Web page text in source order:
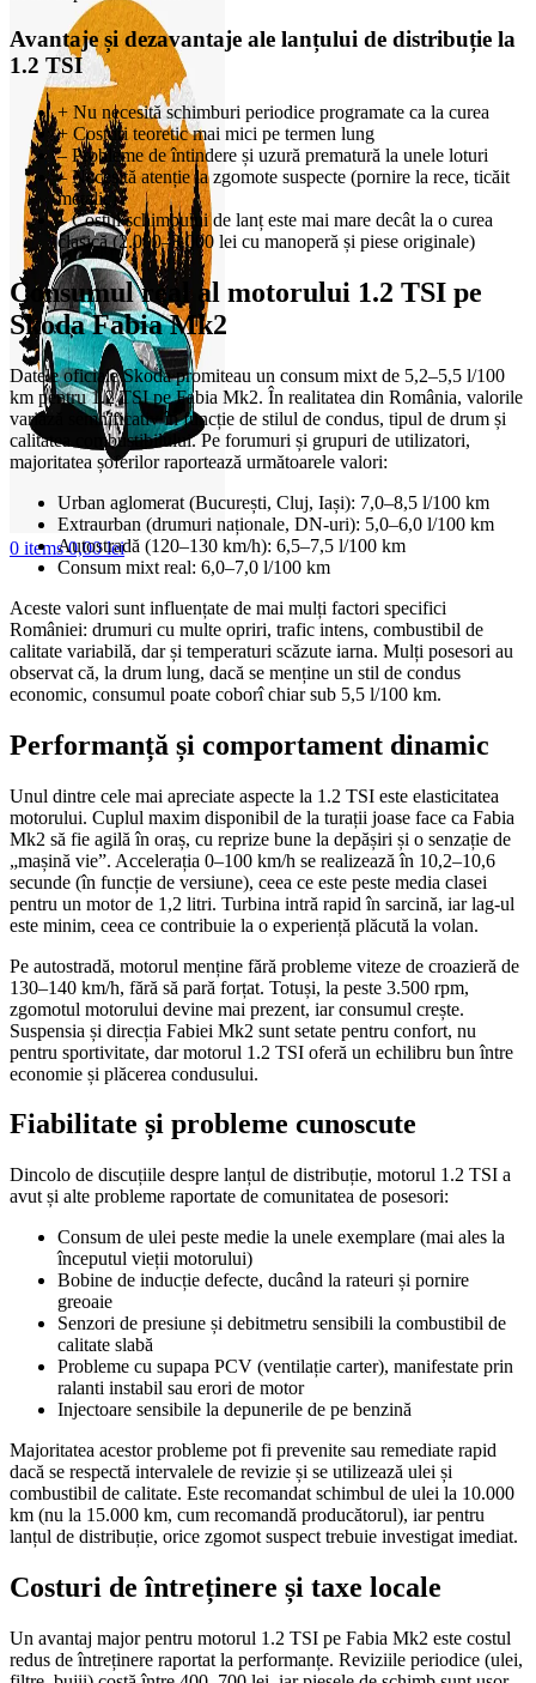
0 items 0,00lei
Avantaje și dezavantaje ale lanțului de distribuție la
1.2 TSI
+ Nu necesită schimburi periodice programate ca la curea
+ Costuri teoretic mai mici pe termen lung
– Probleme de întindere și uzură prematură la unele loturi
– Necesită atenție la zgomote suspecte (pornire la rece, ticăit
metalic)
– Costul schimbului de lanț este mai mare decât la o curea
clasică (2.000–3.000 lei cu manoperă și piese originale)
Consumul real al motorului 1.2 TSI pe
Skoda Fabia Mk2
Datele oficiale Skoda promiteau un consum mixt de 5,2–5,5 l/100
km pentru 1.2 TSI pe Fabia Mk2. În realitatea din România, valorile
variază semnificativ în funcție de stilul de condus, tipul de drum și
calitatea combustibilului. Pe forumuri și grupuri de utilizatori,
majoritatea șoferilor raportează următoarele valori:
Urban aglomerat (București, Cluj, Iași): 7,0–8,5 l/100 km
Extraurban (drumuri naționale, DN-uri): 5,0–6,0 l/100 km
Autostradă (120–130 km/h): 6,5–7,5 l/100 km
Consum mixt real: 6,0–7,0 l/100 km
Aceste valori sunt influențate de mai mulți factori specifici
României: drumuri cu multe opriri, trafic intens, combustibil de
calitate variabilă, dar și temperaturi scăzute iarna. Mulți posesori au
observat că, la drum lung, dacă se menține un stil de condus
economic, consumul poate coborî chiar sub 5,5 l/100 km.
Performanță și comportament dinamic
Unul dintre cele mai apreciate aspecte la 1.2 TSI este elasticitatea
motorului. Cuplul maxim disponibil de la turații joase face ca Fabia
Mk2 să fie agilă în oraș, cu reprize bune la depășiri și o senzație de
„mașină vie”. Accelerația 0–100 km/h se realizează în 10,2–10,6
secunde (în funcție de versiune), ceea ce este peste media clasei
pentru un motor de 1,2 litri. Turbina intră rapid în sarcină, iar lag-ul
este minim, ceea ce contribuie la o experiență plăcută la volan.
Pe autostradă, motorul menține fără probleme viteze de croazieră de
130–140 km/h, fără să pară forțat. Totuși, la peste 3.500 rpm,
zgomotul motorului devine mai prezent, iar consumul crește.
Suspensia și direcția Fabiei Mk2 sunt setate pentru confort, nu
pentru sportivitate, dar motorul 1.2 TSI oferă un echilibru bun între
economie și plăcerea condusului.
Fiabilitate și probleme cunoscute
Dincolo de discuțiile despre lanțul de distribuție, motorul 1.2 TSI a
avut și alte probleme raportate de comunitatea de posesori:
Consum de ulei peste medie la unele exemplare (mai ales la
începutul vieții motorului)
Bobine de inducție defecte, ducând la rateuri și pornire
greoaie
Senzori de presiune și debitmetru sensibili la combustibil de
calitate slabă
Probleme cu supapa PCV (ventilație carter), manifestate prin
ralanti instabil sau erori de motor
Injectoare sensibile la depunerile de pe benzină
Majoritatea acestor probleme pot fi prevenite sau remediate rapid
dacă se respectă intervalele de revizie și se utilizează ulei și
combustibil de calitate. Este recomandat schimbul de ulei la 10.000
km (nu la 15.000 km, cum recomandă producătorul), iar pentru
lanțul de distribuție, orice zgomot suspect trebuie investigat imediat.
Costuri de întreținere și taxe locale
Un avantaj major pentru motorul 1.2 TSI pe Fabia Mk2 este costul
redus de întreținere raportat la performanțe. Reviziile periodice (ulei,